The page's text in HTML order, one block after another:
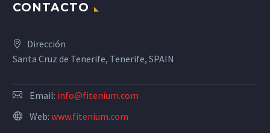
CONTACTO
Dirección
Santa Cruz de Tenerife, Tenerife, SPAIN
Email: info@fitenium.com
Web: www.fitenium.com